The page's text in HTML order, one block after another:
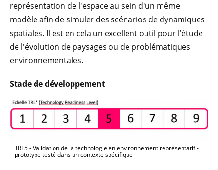
représentation de l'espace au sein d'un même
modèle afin de simuler des scénarios de dynamiques
spatiales. Il est en cela un excellent outil pour l'étude
de l'évolution de paysages ou de problématiques
environnementales.
Stade dedéveloppement
TRL5 - Validation de la technologie en environnement représentatif -
prototype testé dans un contexte spécifique